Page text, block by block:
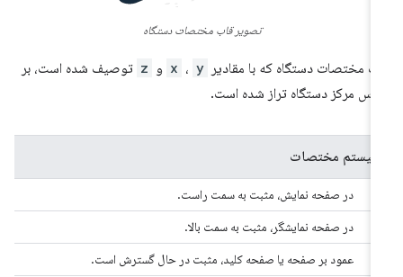
تصویر قاب مختصات دستگاه
مختصات دستگاه که با مقادیر x ، y و
توصیف شده است، بر
مرکز دستگاه تراز شده است.
سیستم مختصات
در صفحه نمایش، مثبت به سمت راست.
در صفحه نمایشگر، مثبت به سمت بالا.
عمود بر صفحه یا صفحه کلید، مثبت در حال گسترش است.